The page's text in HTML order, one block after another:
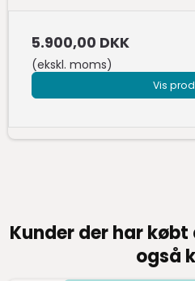
5.900,00 DKK
(ekskl. moms)
Vis
Kunder der har
også